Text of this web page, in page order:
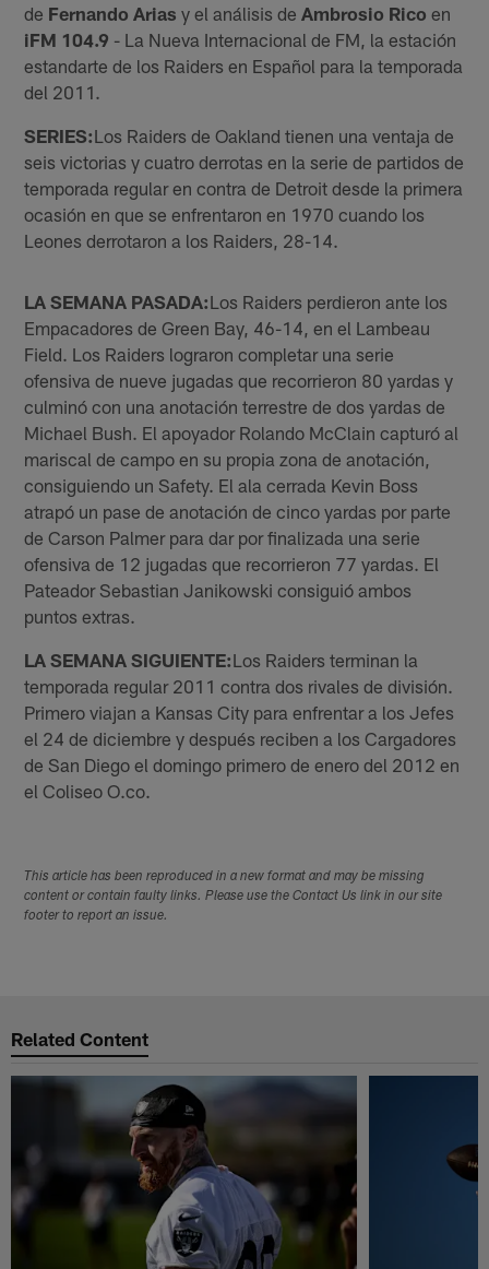
de Fernando Arias y el análisis de Ambrosio Rico en
iFM 104.9 - La Nueva Internacional de FM, la estación
estandarte de los Raiders en Español para la temporada
del 2011.
SERIES:Los Raiders de Oakland tienen una ventaja de
seis victorias y cuatro derrotas en la serie de partidos de
temporada regular en contra de Detroit desde la primera
ocasión en que se enfrentaron en 1970 cuando los
Leones derrotaron a los Raiders, 28-14.
LA SEMANA PASADA:Los Raiders perdieron ante los
Empacadores de Green Bay, 46-14, en el Lambeau
Field. Los Raiders lograron completar una serie
ofensiva de nueve jugadas que recorrieron 80 yardas y
culminó con una anotación terrestre de dos yardas de
Michael Bush. El apoyador Rolando McClain capturó al
mariscal de campo en su propia zona de anotación,
consiguiendo un Safety. El ala cerrada Kevin Boss
atrapó un pase de anotación de cinco yardas por parte
de Carson Palmer para dar por finalizada una serie
ofensiva de 12 jugadas que recorrieron 77 yardas. El
Pateador Sebastian Janikowski consiguió ambos
puntos extras.
LA SEMANA SIGUIENTE:Los Raiders terminan la
temporada regular 2011 contra dos rivales de división.
Primero viajan a Kansas City para enfrentar a los Jefes
el 24 de diciembre y después reciben a los Cargadores
de San Diego el domingo primero de enero del 2012 en
el Coliseo O.co.
This article has been reproduced in a new format and may be missing
content or contain faulty links. Please use the Contact Us link in our site
footer to report an issue.
Related Content